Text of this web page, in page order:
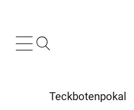
Teckbotenpokal